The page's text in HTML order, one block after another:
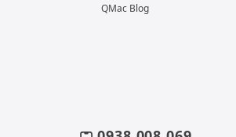
QMac Blog